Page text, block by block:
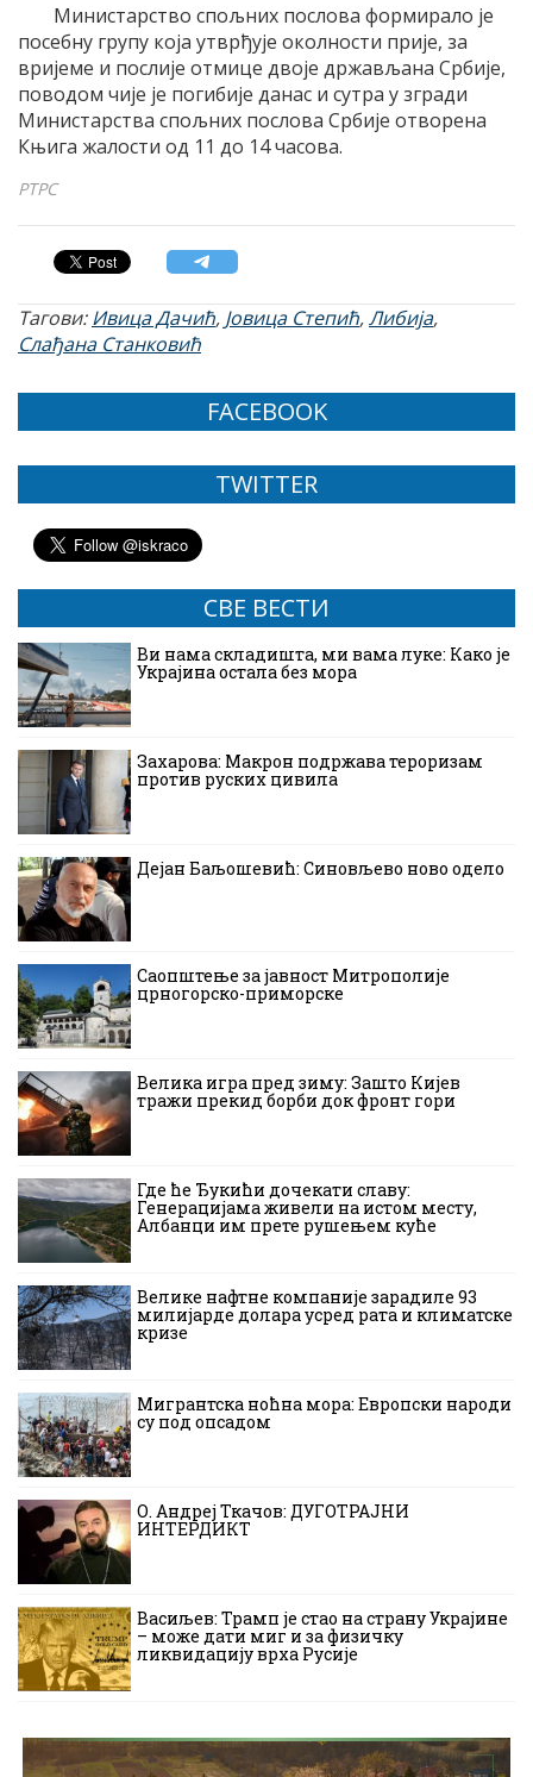
Министарство спољних послова формирало је
посебну групу која утврђује околности прије, за
вријеме и послије отмице двоје држављана Србије,
поводом чије је погибије данас и сутра у згради
Министарства спољних послова Србије отворена
Књига жалости од 11 до 14 часова.
РТРС
Тагови:Ивица Дачић, Јовица Степић,Либија,
Слађана Станковић
FACEBOOK
TWITTER
СВЕ ВЕСТИ
Ви нама складишта, ми вама луке: Како је
Украјина остала без мора
Захарова: Макрон подржава тероризам
против руских цивила
Дејан Баљошевић: Синовљево ново одело
Саопштење за јавност Митрополије
црногорско-приморске
Велика игра пред зиму: Зашто Кијев
тражи прекид борби док фронт гори
Где ће Ђукићи дочекати славу:
Генерацијама живели на истом месту,
Албанци им прете рушењем куће
Велике нафтне компаније зарадиле 93
милијарде долара усред рата и климатске
кризе
Мигрантска ноћна мора: Европски народи
су под опсадом
О. Андреј Ткачов: ДУГОТРАЈНИ
ИНТЕРДИКТ
Васиљев: Трамп је стао на страну Украјине
– може дати миг и за физичку
ликвидацију врха Русије